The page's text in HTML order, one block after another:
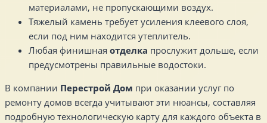
материалами, не пропускающими воздух.
Тяжелый камень требует усиления клеевого слоя,
если под ним находится утеплитель.
Любая финишная отделка прослужит дольше, если
предусмотрены правильные водостоки.
В компании Перестрой Дом при оказании услуг по
ремонту домов всегда учитывают эти нюансы, составляя
подробную технологическую карту для каждого объекта в